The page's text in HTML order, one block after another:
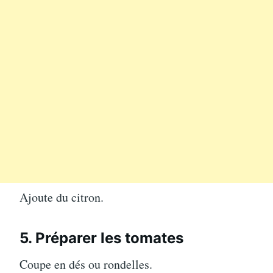
Ajoute du citron.
5. Préparer les tomates
Coupe en dés ou rondelles.